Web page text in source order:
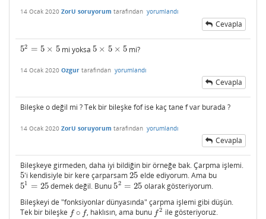
14 Ocak 2020 ZorU soruyorum tarafından yorumlandı
Cevapla
52 = 5 × 5
52 =5×5 mi yoksa 5 × 5 × 5
5×5 ×5 mi?
14 Ocak 2020 Ozgur tarafından yorumlandı
Cevapla
Bileşke o değil mi ? Tek bir bileşke fof ise kaç tane f var burada ?
14 Ocak 2020 ZorU soruyorum tarafından yorumlandı
Cevapla
Bileşkeye girmeden, daha iyi bildiğin bir örneğe bak. Çarpma işlemi.
5
5'i kendisiyle bir kere çarparsam25
25 elde ediyorum. Ama bu
51 = 25
51 =25 demek değil. Bunu52 = 25
52 =25
olarak gösteriyorum.
Bileşkeyi de "fonksiyonlar dünyasında" çarpma işlemi gibi düşün.
Tek bir bileşke f ∘ f
f∘ f , haklısın, ama bunu f2
f2 ile gösteriyoruz.